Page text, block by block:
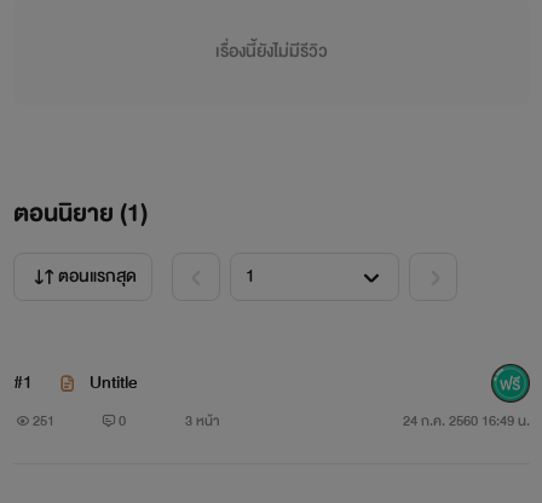
ตาฉันใหญ่เลย "เดียวแม่อาบน้ำแต่งตัวเดียวแม่เอาอาหารให้
นะ"เจ้าปุยฝ้ายนอนรอฉันอาบน้ำอย่างว่าง่าย พอฉันอาบน้ำแต่ง
=br=
เรื่องนี้ยังไม่มีรีวิว
ตอนนิยาย (1)
ตอนแรกสุด
#1 Untitle
251 0 3 หน้า 24 ก.ค. 2560 16:49 น.